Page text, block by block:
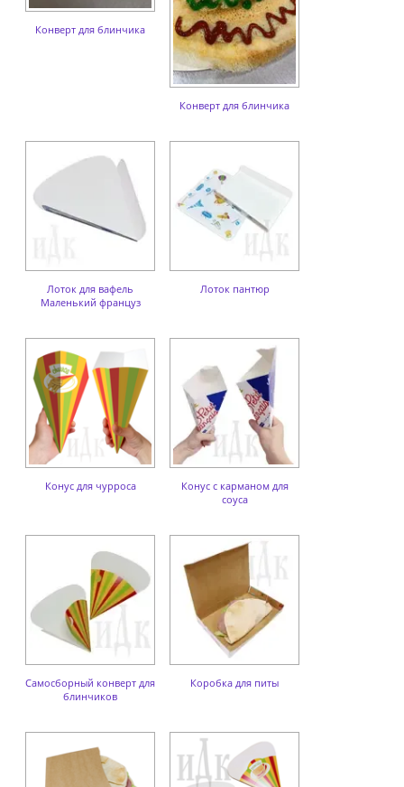
Конверт для блинчика
Конверт для блинчика
Лоток для вафель
Маленький француз
Лоток пантюр
Конус для чурроса
Конус с карманом для
соуса
Самосборный конверт для
блинчиков
Коробка для питы